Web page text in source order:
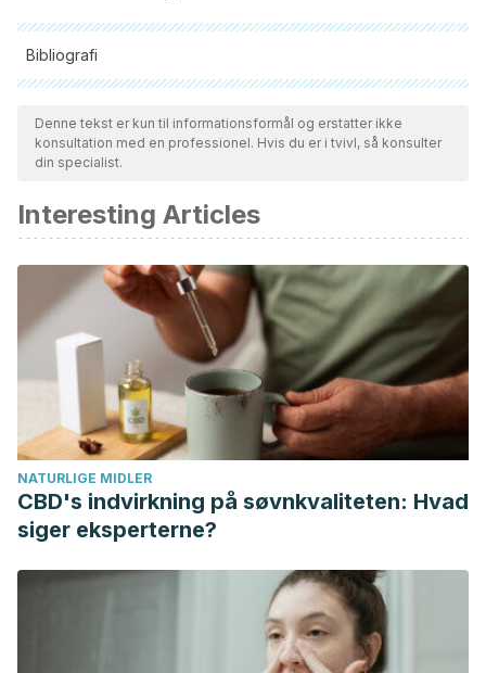
Bibliografi
Alle citerede kilder blev grundigt gennemgået af vores team
for at sikre deres kvalitet, pålidelighed, aktualitet og validitet.
Bibliografien i denne artikel blev betragtet som pålidelig og af
Gardner CD., Trepanowski JF., Gobbo LC., Hauser ME., et
al., Effect of low fat vs low carbohydrate diet on 12 month
weight loss in overweight adults and the association with
genotype pattern or insuln secretino: the DIETFITS
randomized clinical trial. JAMA, 2018. 319 (7): 667-679.
Yoshida Y., Simoes EJ., Sugar sweetened beverage,
obesity, and type 2 diabetes in children and adolescents:
policies, taxation and programs. Curr Diab Rep, 2018.
Warrilow A., Mellor D., McKune A., Pumpa K., Dietary fat,
fibre, satiation, and satiety a systematic review of acute
studies. EUr J Clin Nutr, 2019. 73 (3): 333-344.
Denne tekst er kun til informationsformål og erstatter ikke
konsultation med en professionel. Hvis du er i tvivl, så konsulter
din specialist.
Interesting Articles
NATURLIGE MIDLER
CBD's indvirkning på søvnkvaliteten: Hvad
siger eksperterne?